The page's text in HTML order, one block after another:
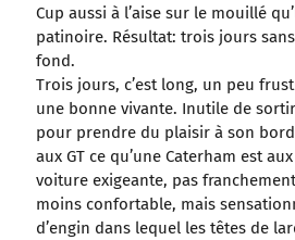
Cup aussi à l’aise sur le mouillé
patinoire. Résultat: trois jours
fond.
Trois jours, c’est long, un peu
une bonne vivante. Inutile de
pour prendre du plaisir à son
aux GT ce qu’une Caterham est
voiture exigeante, pas
moins confortable, mais
d’engin dans lequel les têtes de